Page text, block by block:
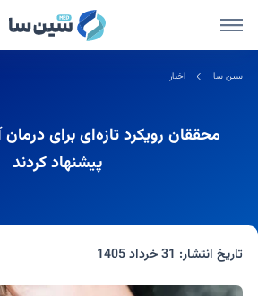
سین سا اخبار
محققان رویکرد تازه‌ای برای درمان
پیشنهاد کردند
تاریخ انتشار: 31 خرداد 1405